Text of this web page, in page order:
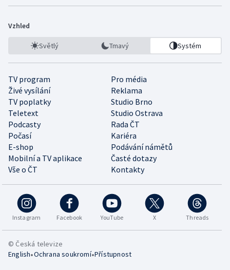
Vzhled
Světlý Tmavý Systém
TV program
Pro média
Živé vysílání
Reklama
TV poplatky
Studio Brno
Teletext
Studio Ostrava
Podcasty
Rada ČT
Počasí
Kariéra
E-shop
Podávání námětů
Mobilní a TV aplikace
Časté dotazy
Vše o ČT
Kontakty
Instagram Facebook YouTube X Threads
© Česká televize
English•Ochrana soukromí•Přístupnost